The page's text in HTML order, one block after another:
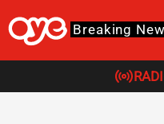
Breaking